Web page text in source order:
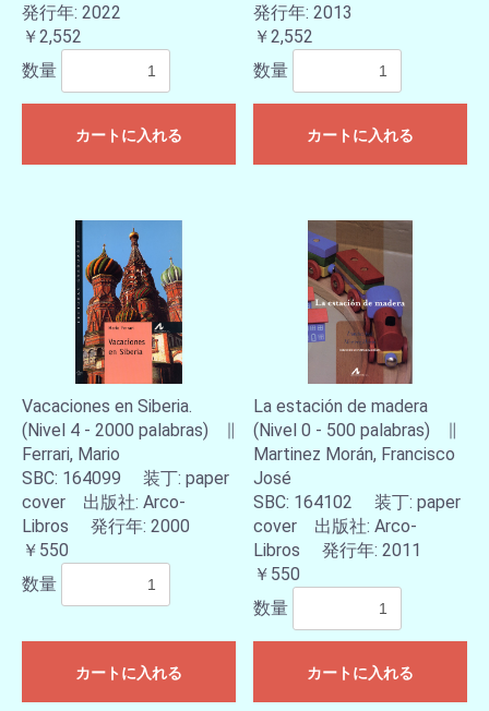
発行年: 2022
￥2,552
数量
カートに入れる
発行年: 2013
￥2,552
数量
カートに入れる
Vacaciones en Siberia.
(Nivel 4 - 2000 palabras) ∥
Ferrari, Mario
SBC: 164099 装丁: paper
cover 出版社: Arco-
Libros 発行年: 2000
￥550
数量
カートに入れる
La estación de madera
(Nivel 0 - 500 palabras) ∥
Martinez Morán, Francisco
José
SBC: 164102 装丁: paper
cover 出版社: Arco-
Libros 発行年: 2011
￥550
数量
カートに入れる
お買い物を続ける カートへ進む